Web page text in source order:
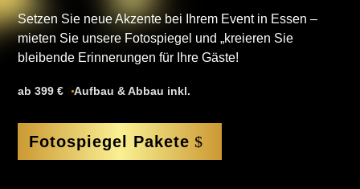
Setzen Sie neue Akzente bei Ihrem Event in Essen –
mieten Sie unsere Fotospiegel und „kreieren Sie
bleibende Erinnerungen für Ihre Gäste!
ab 399 € Aufbau & Abbau inkl.
Fotospiegel Pakete